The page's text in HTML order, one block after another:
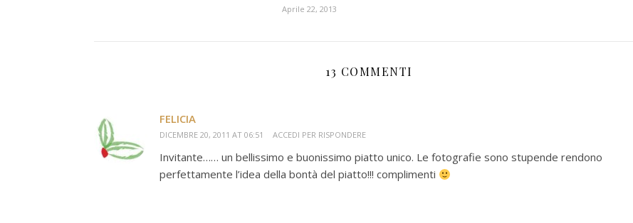
Aprile 22, 2013
13 COMMENTI
FELICIA
DICEMBRE 20, 2011 AT 06:51 ACCEDI PER RISPONDERE
Invitante…… un bellissimo e buonissimo piatto unico. Le fotografie sono stupende rendono
perfettamente l’idea della bontà del piatto!!! complimenti